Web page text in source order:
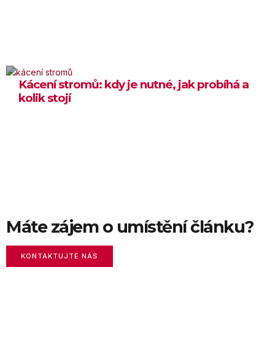
Kácení stromů: kdy je nutné, jak probíhá a
kolik stojí
Máte zájem o umístění článku?
KONTAKTUJTE NÁS